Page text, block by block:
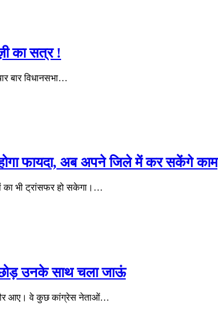
का सत्र !
बार विधानसभा…
फायदा, अब अपने जिले में कर सकेंगे काम
का भी ट्रांसफर हो सकेगा।…
उनके साथ चला जाऊं
इंदौर आए। वे कुछ कांग्रेस नेताओं…